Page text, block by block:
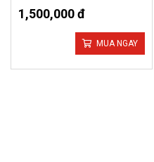
of
5
1,500,000 đ
MUA NGAY